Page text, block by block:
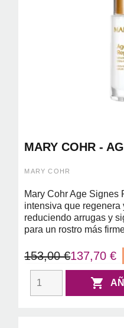
MARY COHR -
MARY COHR
Mary Cohr Age Signes
intensiva que regenera
reduciendo arrugas y
para un rostro más
153,00 €137,70 €
